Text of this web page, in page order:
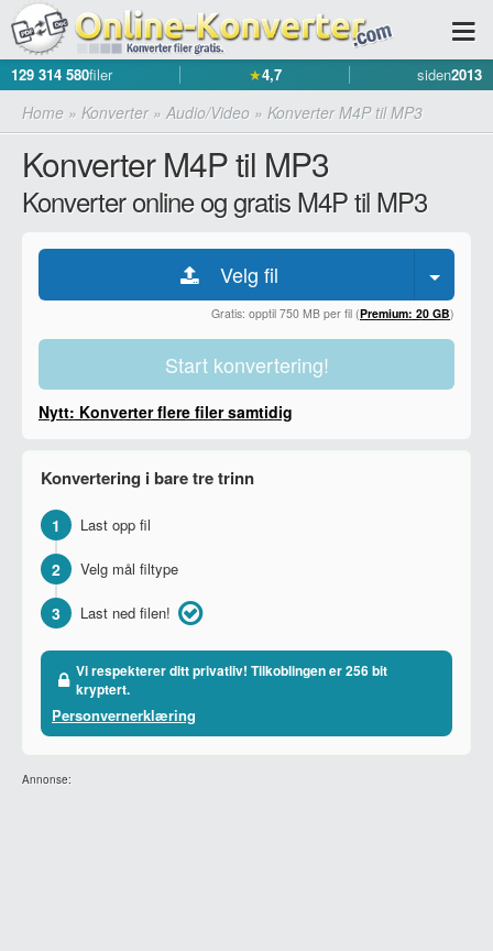
129 314 580filer ★4,7 siden2013
Home » Konverter» Audio/Video » Konverter M4P til MP3
Konverter M4P til MP3
Konverter online og gratis M4P til MP3
Velg fil
Gratis: opptil 750 MB per fil (Premium: 20 GB)
Start konvertering!
Nytt: Konverter flere filer samtidig
Konvertering i bare tre trinn
1 Last opp fil
2 Velg mål filtype
3 Last ned filen!
Vi respekterer ditt privatliv! Tilkoblingen er 256 bit
kryptert.
Personvernerklæring
Annonse: